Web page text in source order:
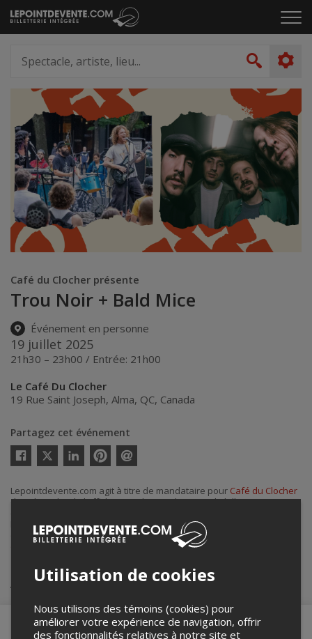
Passer
au
le
artiste,
lieu...
Café du Clocher présente
Trou Noir + Bald Mice
Événement en personne
19 juillet 2025
21h30 – 23h00 / Entrée: 21h00
Le Café Du Clocher
19 Rue Saint Joseph, Alma, QC, Canada
Partagez cet événement
Twitter
courriel
Lepointdevente.com agit à titre de mandataire pour Café du Clocher
dans le cadre de l’affichage en ligne et la vente de billets pour ses
Pour plus d’information à propos de cet événement, veuillez
contacter l’organisateur de l’événement,Café du Clocher
cafeduclocher@gmail.com.
Achat de billets
Utilisation de cookies
Nous utilisons des témoins (cookies) pour
améliorer votre expérience de navigation, offrir
des fonctionnalités relatives à notre site et